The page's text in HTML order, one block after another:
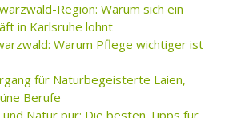
Region: Warum sich ein
in Karlsruhe lohnt
Warum Pflege wichtiger ist
für Naturbegeisterte Laien,
Berufe